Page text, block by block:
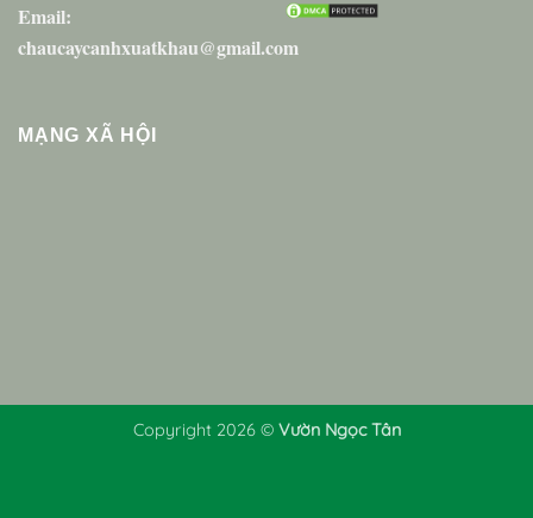
Email:
chaucaycanhxuatkhau@gmail.com
MẠNG XÃ HỘI
Copyright 2026 © Vườn Ngọc Tân